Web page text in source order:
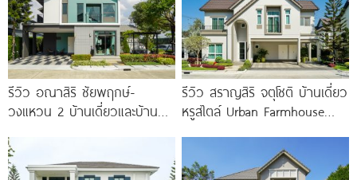
รีวิว อณาสิริ ชัยพฤกษ์-
วงแหวน 2 บ้านเดี่ยวและบ้าน
บางกรวย-ไทรน้อย เริ่ม 4.59
ล้าน*
รีวิว สราญสิริ จตุโชติ บ้านเดี่ยว
หรูสไตล์ Urban Farmhouse​
ทางด่วนจตุโชติ เริ่ม 8.59